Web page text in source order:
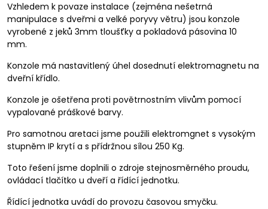
Vzhledem k povaze instalace (zejména nešetrná
manipulace s dveřmi a velké poryvy větru) jsou konzole
vyrobené z jeků 3mm tloušťky a pokladová pásovina 10
mm.
Konzole má nastavitlený úhel dosednutí elektromagnetu na
dveřní křídlo.
Konzole je ošetřena proti povětrnostním vlivům pomocí
vypalované práškové barvy.
Pro samotnou aretaci jsme použili elektromgnet s vysokým
stupněm IP krytí a s přídržnou sílou 250 Kg.
Toto řešení jsme doplnili o zdroje stejnosměrného proudu,
ovládací tlačítko u dveří a řídící jednotku.
Řídící jednotka uvádí do provozu časovou smyčku.